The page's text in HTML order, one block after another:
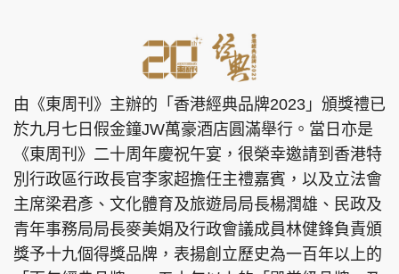
由《東周刊》主辦的「香港經典品牌2023」頒獎禮已
於九月七日假金鐘JW萬豪酒店圓滿舉行。當日亦是
《東周刊》二十周年慶祝午宴，很榮幸邀請到香港特
別行政區行政長官李家超擔任主禮嘉賓，以及立法會
主席梁君彥、文化體育及旅遊局局長楊潤雄、民政及
青年事務局局長麥美娟及行政會議成員林健鋒負責頒
獎予十九個得獎品牌，表揚創立歷史為一百年以上的